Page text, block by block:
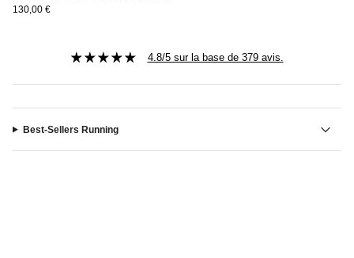
130,00 €
4.8/5 sur la base de 379 avis.
Best-Sellers Running